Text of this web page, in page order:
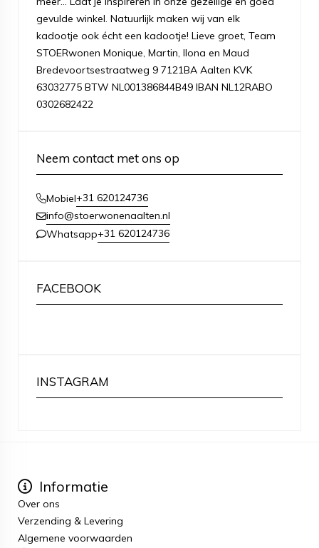
gevulde winkel. Natuurlijk maken wij van elk
kadootje ook écht een kadootje! Lieve groet, Team
STOERwonen Monique, Martin, Ilona en Maud
Bredevoortsestraatweg 9 7121BA Aalten KVK
63032775 BTW NL001386844B49 IBAN NL12RABO
0302682422
Neem contact met ons op
Mobiel+31 620124736
info@stoerwonenaalten.nl
Whatsapp+31 620124736
FACEBOOK
INSTAGRAM
Informatie
Over ons
Verzending & Levering
Algemene voorwaarden